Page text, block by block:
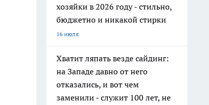
хозяйки в 2026 году - стильно,
бюджетно и никакой стирки
16 июля
Хватит ляпать везде сайдинг:
на Западе давно от него
отказались, и вот чем
заменили - служит 100 лет, не